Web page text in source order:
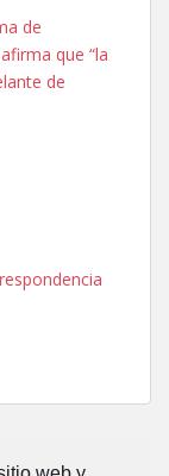
HOY
miedo a la
de
que “la
de